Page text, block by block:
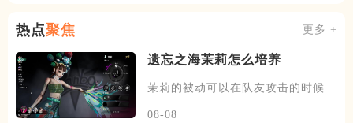
热点聚焦 更多 +
遗忘之海茉莉怎么培养
茉莉的被动可以在队友攻击的时候，
08-08